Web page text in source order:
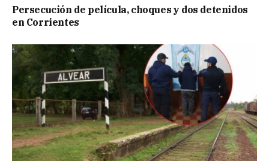
Persecución de película, choques y dos detenidos
en Corrientes